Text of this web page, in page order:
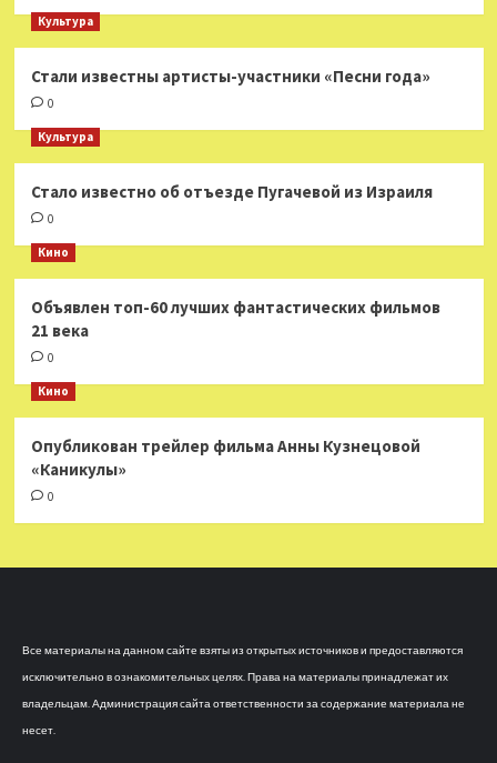
Культура
Стали известны артисты-участники «Песни года»
0
Культура
Стало известно об отъезде Пугачевой из Израиля
0
Кино
Объявлен топ-60 лучших фантастических фильмов
21 века
0
Кино
Опубликован трейлер фильма Анны Кузнецовой
«Каникулы»
0
Все материалы на данном сайте взяты из открытых источников и предоставляются
исключительно в ознакомительных целях. Права на материалы принадлежат их
владельцам. Администрация сайта ответственности за содержание материала не
несет.